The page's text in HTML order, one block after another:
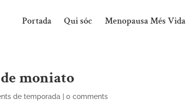
Portada Qui sóc Menopausa Més Vida
moniato
de temporada |0 comments